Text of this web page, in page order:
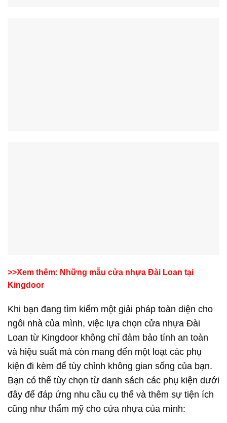
>>Xem thêm: Những mẫu cửa nhựa Đài Loan tại
Kingdoor
Khi bạn đang tìm kiếm một giải pháp toàn diện cho
ngôi nhà của mình, việc lựa chọn cửa nhựa Đài
Loan từ Kingdoor không chỉ đảm bảo tính an toàn
và hiệu suất mà còn mang đến một loạt các phụ
kiện đi kèm để tùy chỉnh không gian sống của bạn.
Bạn có thể tùy chọn từ danh sách các phụ kiện dưới
đây để đáp ứng nhu cầu cụ thể và thêm sự tiện ích
cũng như thẩm mỹ cho cửa nhựa của mình: